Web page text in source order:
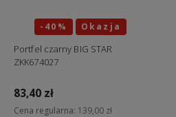
-40% Okazja
Portfel czarny BIG STAR
ZKK674027
83,40 zł
Cena regularna: 139,00 zł